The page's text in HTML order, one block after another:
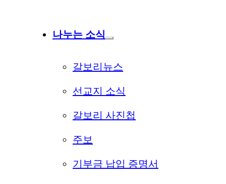
나누는 소식
갈보리뉴스
선교지 소식
갈보리 사진첩
주보
기부금 납입 증명서